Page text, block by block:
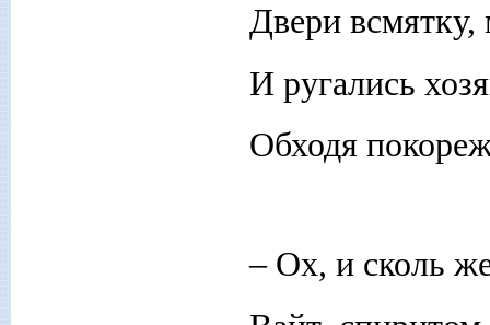
Двери
И ругались
Обходя
– Ох, и сколь